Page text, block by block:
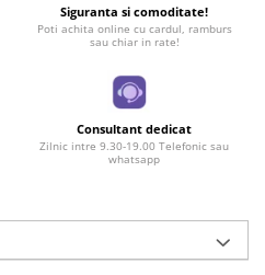
Siguranta si comoditate!
Poti achita online cu cardul, ramburs
sau chiar in rate!
Consultant dedicat
Zilnic intre 9.30-19.00 Telefonic sau
whatsapp